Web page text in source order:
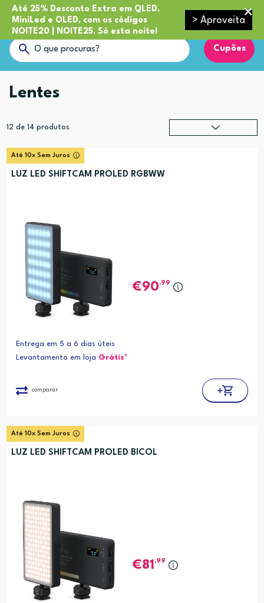
Até 25% Desconto Extra em QLED,
MiniLed e OLED, com os códigos
NOITE20 | NOITE25. Só esta noite!
> Aproveita
Cupões
Lentes
12 de 14 produtos
Até 10x Sem Juros
LUZ LED SHIFTCAM PROLED RGBWW
90,99
Entrega em 5 a 6 dias úteis
Levantamento em loja Grátis*
comparar
Até 10x Sem Juros
LUZ LED SHIFTCAM PROLED BICOL
81 ,99